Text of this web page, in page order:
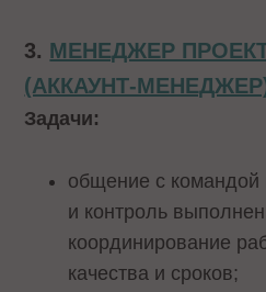
3. МЕНЕДЖЕР
(АККАУНТ-
Задачи:
общение с командой
и контроль
координирование
качества и сроков;